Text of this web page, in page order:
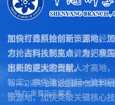
面向世界科技前沿，面向经
求，面向人民生命健康，率
率先建成国家创新人才高地
智库，率先建设国际一流科
策源地，加快突破关键核心
加快打造原始创新策源地，
力抢占科技制高点，为把我
出新的更大的贡献。
—— 习近平总书记在致中国科学院
一努力”重要指示要求